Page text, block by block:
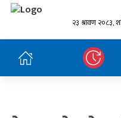
२३ श्रावण २०८३,